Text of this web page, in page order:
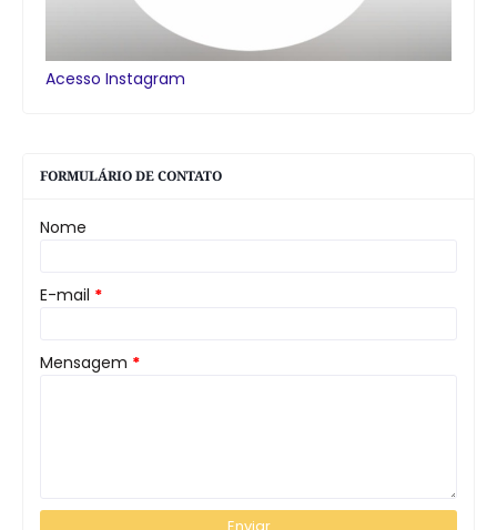
Acesso Instagram
FORMULÁRIO DE CONTATO
Nome
E-mail *
Mensagem *